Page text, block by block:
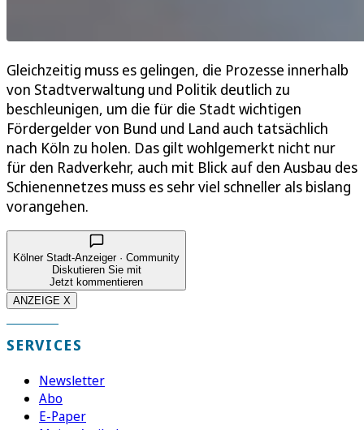
Gleichzeitig muss es gelingen, die Prozesse innerhalb
von Stadtverwaltung und Politik deutlich zu
beschleunigen, um die für die Stadt wichtigen
Fördergelder von Bund und Land auch tatsächlich
nach Köln zu holen. Das gilt wohlgemerkt nicht nur
für den Radverkehr, auch mit Blick auf den Ausbau des
Schienennetzes muss es sehr viel schneller als bislang
vorangehen.
Kölner Stadt-Anzeiger · Community
Diskutieren Sie mit
Jetzt kommentieren
ANZEIGE X
SERVICES
Newsletter
Abo
E-Paper